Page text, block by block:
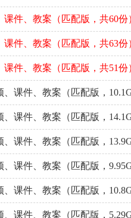
件、教案（匹配版，共60份
件、教案（匹配版，共63份
件、教案（匹配版，共51份
课件、教案（匹配版，10.1G
课件、教案（匹配版，14.1G
课件、教案（匹配版，13.9G
课件、教案（匹配版，9.95G
课件、教案（匹配版，10.8G
课件、教案（匹配版，5.29G